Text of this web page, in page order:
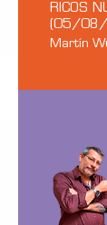
RICOS
(05/08/
Martín